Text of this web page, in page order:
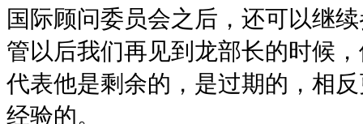
国际顾问委员会之后，还可以继
管以后我们再见到龙部长的时候
代表他是剩余的，是过期的，相
经验的。